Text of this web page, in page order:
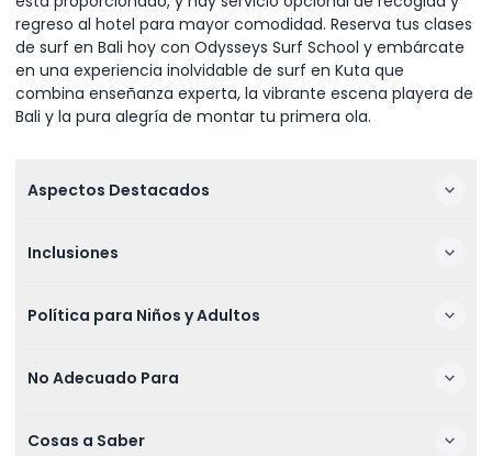
regreso al hotel para mayor comodidad. Reserva tus clases
de surf en Bali hoy con Odysseys Surf School y embárcate
en una experiencia inolvidable de surf en Kuta que
combina enseñanza experta, la vibrante escena playera de
Bali y la pura alegría de montar tu primera ola.
Aspectos Destacados
Inclusiones
Política para Niños y Adultos
No Adecuado Para
Cosas a Saber